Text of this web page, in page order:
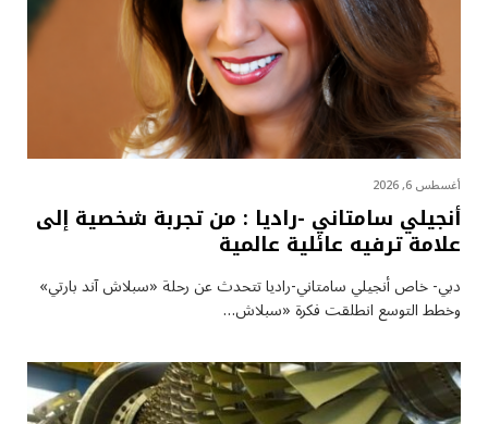
أغسطس 6, 2026
أنجيلي سامتاني -راديا : من تجربة شخصية إلى
علامة ترفيه عائلية عالمية
دبي- خاص أنجيلي سامتاني-راديا تتحدث عن رحلة «سبلاش آند بارتي»
وخطط التوسع انطلقت فكرة «سبلاش…